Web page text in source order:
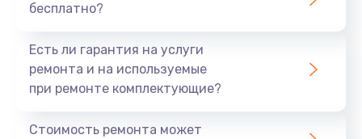
бесплатно?
Есть ли гарантия на услуги
ремонта и на используемые
при ремонте комплектующие?
Стоимость ремонта может